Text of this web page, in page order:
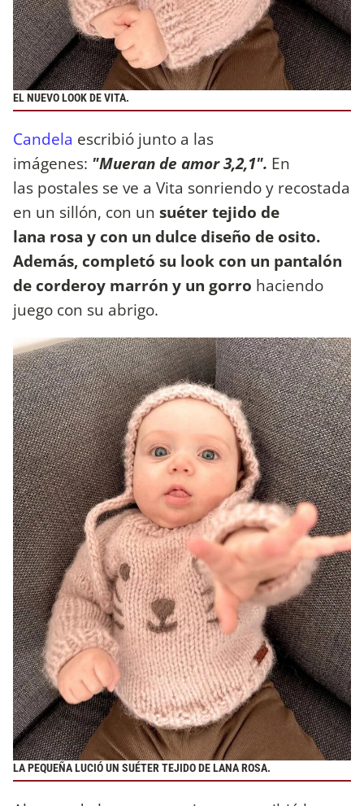
EL NUEVO LOOK DE VITA.
Candela escribió junto a las
imágenes: "Mueran de amor 3,2,1". En
las postales se ve a Vita sonriendo y recostada
en un sillón, con un suéter tejido de
lana rosa y con un dulce diseño de osito.
Además, completó su look con un pantalón
de corderoy marrón y un gorro haciendo
juego con su abrigo.
LA PEQUEÑA LUCIÓ UN SUÉTER TEJIDO DE LANA ROSA.